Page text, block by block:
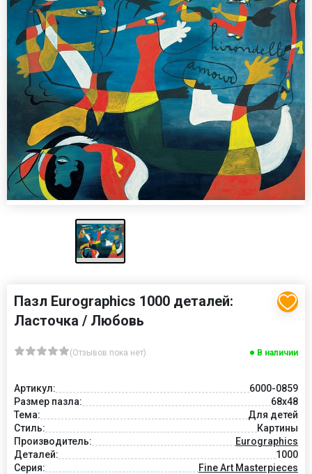
Пазл Eurographics 1000 деталей:
Ласточка / Любовь
(Отзывов пока нет) В наличии
Артикул:
6000-0859
Размер пазла:
68x48
Тема:
Для детей
Стиль:
Картины
Производитель:
Eurographics
Деталей:
1000
Серия:
Fine Art Masterpieces